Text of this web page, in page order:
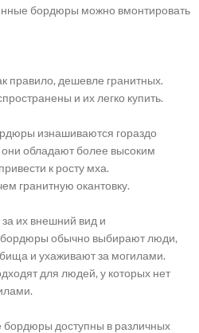
бордюры можно вмонтировать
правило, дешевле гранитных.
и их легко купить.
изнашиваются гораздо
они обладают более высоким
к росту мха.
гранитную окантовку.
их внешний вид и
обычно выбирают люди,
и ухаживают за могилами.
для людей, у которых нет
доступны в различных